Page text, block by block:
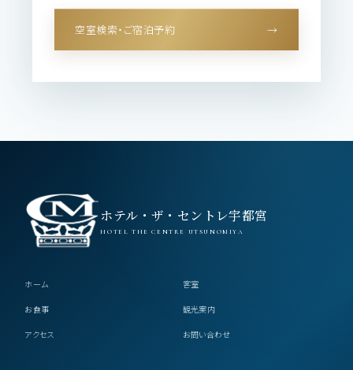
空室検索・ご宿泊予約 →
ホテル・ザ・セントレ宇都宮
HOTEL THE CENTRE UTSUNOMIYA
ホーム 客室
お食事 観光案内
アクセス お問い合わせ